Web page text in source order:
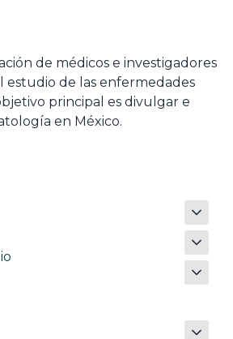
de médicos e investigadores
estudio de las enfermedades
principal es divulgar e
en México.